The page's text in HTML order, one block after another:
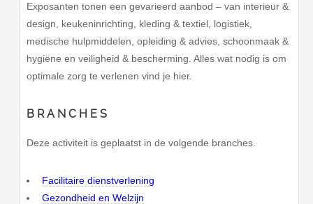
Exposanten tonen een gevarieerd aanbod – van interieur &
design, keukeninrichting, kleding & textiel, logistiek,
medische hulpmiddelen, opleiding & advies, schoonmaak &
hygiëne en veiligheid & bescherming. Alles wat nodig is om
optimale zorg te verlenen vind je hier.
BRANCHES
Deze activiteit is geplaatst in de volgende branches.
Facilitaire dienstverlening
Gezondheid en Welzijn